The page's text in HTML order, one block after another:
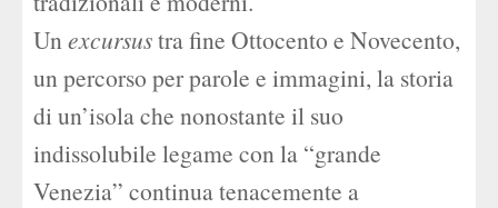
Unexcursustra fine Ottocento e Novecento,
un percorso per parole e immagini, la storia
di un’isola che nonostante il suo
indissolubile legame con la “grande
Venezia” continua tenacemente a